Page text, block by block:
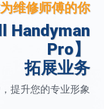
维修师傅的你
Handyman
Pro】
拓展业务
提升您的专业形象